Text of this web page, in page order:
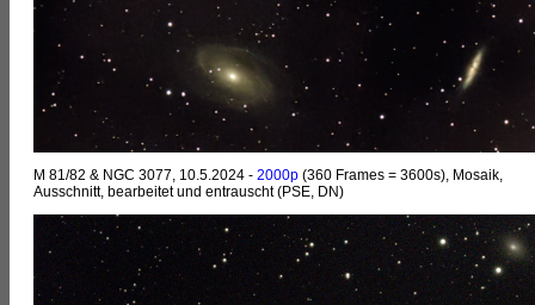
M 81/82 & NGC 3077, 10.5.2024 - 2000p (360 Frames = 3600s), Mosaik,
Ausschnitt, bearbeitet und entrauscht (PSE, DN)